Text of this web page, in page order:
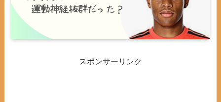
スポンサーリンク